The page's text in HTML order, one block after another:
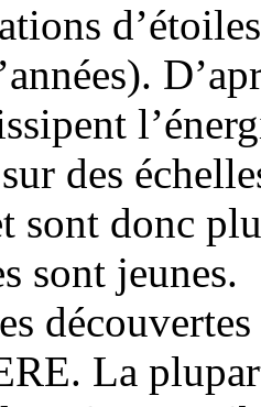
des
sont donc
sont jeunes.
La